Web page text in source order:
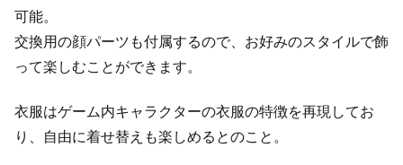
可能。
交換用の顔パーツも付属するので、お好みのスタイルで飾
って楽しむことができます。
衣服はゲーム内キャラクターの衣服の特徴を再現してお
り、自由に着せ替えも楽しめるとのこと。